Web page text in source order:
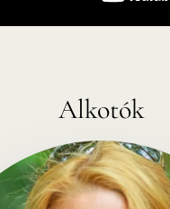
Alkotók